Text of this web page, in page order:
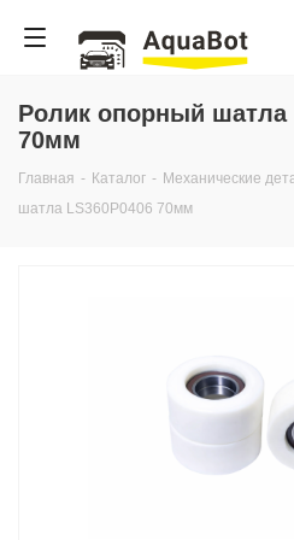
Ролик опорный шатла
70мм
Главная - Каталог - Механические
шатла LS360P0406 70мм